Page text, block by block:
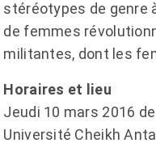
stéréotypes de genre
de femmes
militantes, dont les
Horaires et lieu
Jeudi 10 mars 2016
Université Cheikh